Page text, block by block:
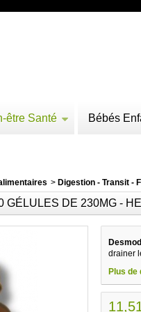
être Santé Bébés
> Digestion - Transit -
GÉLULES DE 230MG -
drainer
Plus de